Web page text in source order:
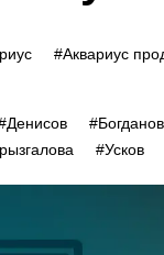
#Аквариус
#Богданов
#Усков